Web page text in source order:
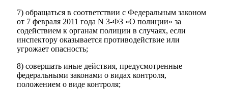
7) обращаться в соответствии с Федеральным законом
от 7 февраля 2011 года N 3-ФЗ «О полиции» за
содействием к органам полиции в случаях, если
инспектору оказывается противодействие или
угрожает опасность;
8) совершать иные действия, предусмотренные
федеральными законами о видах контроля,
положением о виде контроля;